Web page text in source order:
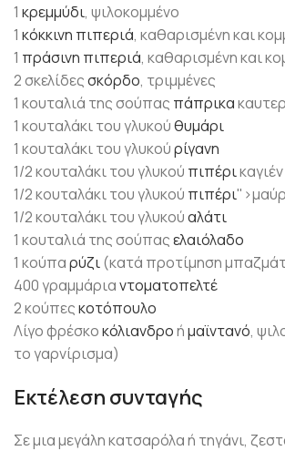
1 κρεμμύδι, ψιλοκομμένο
1 κόκκινη πιπεριά, καθαρισμένη και
1 πράσινη πιπεριά, καθαρισμένη και
2 σκελίδεςσκόρδο, τριμμένες
1 κουταλιά της σούπας πάπρικα
1 κουταλάκι του γλυκούθυμάρι
1 κουταλάκι του γλυκούρίγανη
1/2 κουταλάκι του γλυκού πιπέρικαγιέν
1/2 κουταλάκι του γλυκού πιπέρι
1/2 κουταλάκι του γλυκούαλάτι
1 κουταλιά της σούπαςελαιόλαδο
1 κούπαρύζι(κατά προτίμηση
400 γραμμάριαντοματοπελτέ
2 κούπεςκοτόπουλο
Λίγο φρέσκοκόλιανδροήμαϊντανό,
το γαρνίρισμα)
Εκτέλεση συνταγής
Σε μια μεγάλη κατσαρόλα ή τηγάνι,